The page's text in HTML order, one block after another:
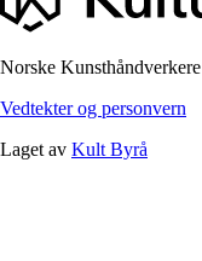
Norske Kunsthåndverkere
Vedtekter og personvern
Laget av Kult Byrå